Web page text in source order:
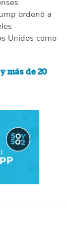
ordenó a
Unidos como
más de 20